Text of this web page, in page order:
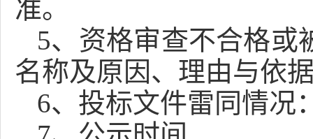
准。
5、资格审查不合格或
名称及原因、理由与依
6、投标文件雷同情况